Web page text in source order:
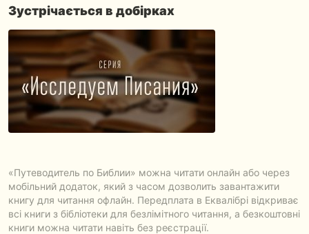
Зустрічається в добірках
«Путеводитель по Библии» можна читати онлайн або через
мобільний додаток, який з часом дозволить завантажити
книгу для читання офлайн. Передплата в Еквалібрі відкриває
всі книги з бібліотеки для безлімітного читання, а безкоштовні
книги можна читати навіть без реєстрації.